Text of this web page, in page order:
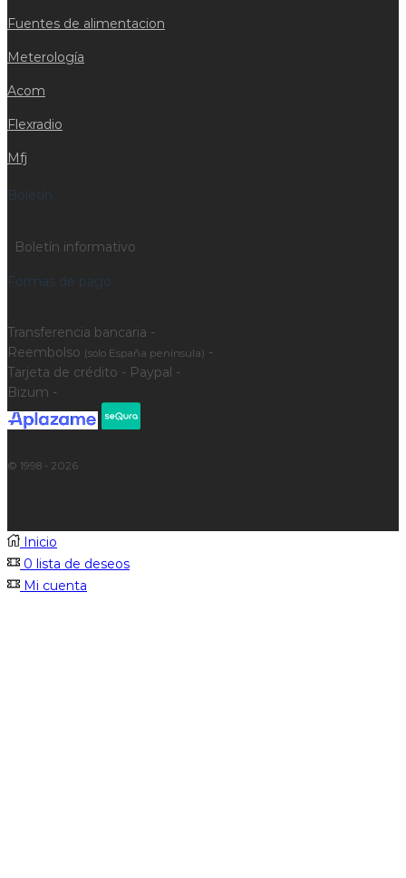
Fuentes de alimentacion
Meterología
Acom
Flexradio
Mfj
Boletín
Boletín informativo
Formas de pago
Transferencia bancaria -
Reembolso (solo España península) -
Tarjeta de crédito - Paypal -
Bizum -
© 1998 - 2026
Inicio
0 lista de deseos
Mi cuenta